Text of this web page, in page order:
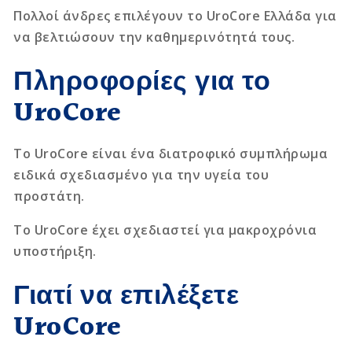
Πολλοί άνδρες επιλέγουν το UroCore Ελλάδα για
να βελτιώσουν την καθημερινότητά τους.
Πληροφορίες για το
UroCore
Το UroCore είναι ένα διατροφικό συμπλήρωμα
ειδικά σχεδιασμένο για την υγεία του
προστάτη.
Το UroCore έχει σχεδιαστεί για μακροχρόνια
υποστήριξη.
Γιατί να επιλέξετε
UroCore